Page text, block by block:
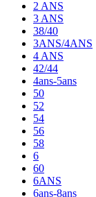
2 ANS
3 ANS
38/40
3ANS/4ANS
4 ANS
42/44
4ans-5ans
50
52
54
56
58
6
60
6ANS
6ans-8ans